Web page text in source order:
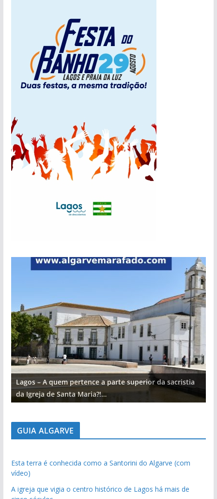
Lagos – A quem pertence a parte superior da sacristia
da Igreja de Santa Maria?!…
GUIA ALGARVE
Esta terra é conhecida como a Santorini do Algarve (com
vídeo)
A igreja que vigia o centro histórico de Lagos há mais de